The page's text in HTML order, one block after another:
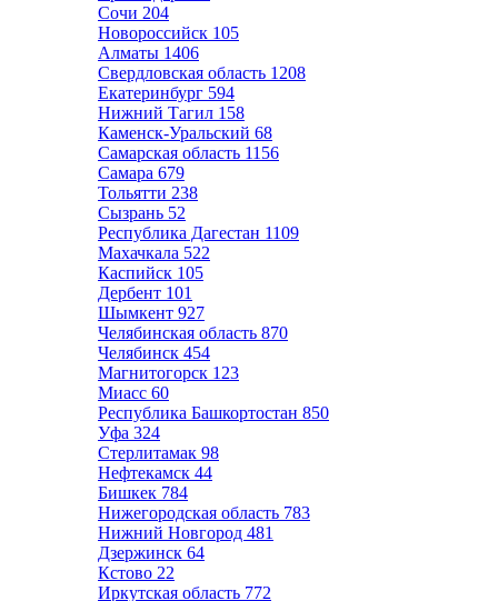
Сочи 204
Новороссийск 105
Алматы 1406
Свердловская область 1208
Екатеринбург 594
Нижний Тагил 158
Каменск-Уральский 68
Самарская область 1156
Самара 679
Тольятти 238
Сызрань 52
Республика Дагестан 1109
Махачкала 522
Каспийск 105
Дербент 101
Шымкент 927
Челябинская область 870
Челябинск 454
Магнитогорск 123
Миасс 60
Республика Башкортостан 850
Уфа 324
Стерлитамак 98
Нефтекамск 44
Бишкек 784
Нижегородская область 783
Нижний Новгород 481
Дзержинск 64
Кстово 22
Иркутская область 772